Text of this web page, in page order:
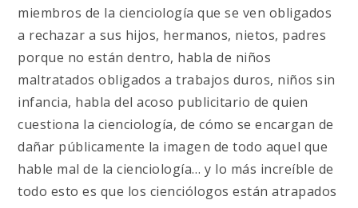
miembros de la cienciología que se ven obligados
a rechazar a sus hijos, hermanos, nietos, padres
porque no están dentro, habla de niños
maltratados obligados a trabajos duros, niños sin
infancia, habla del acoso publicitario de quien
cuestiona la cienciología, de cómo se encargan de
dañar públicamente la imagen de todo aquel que
hable mal de la cienciología… y lo más increíble de
todo esto es que los cienciólogos están atrapados